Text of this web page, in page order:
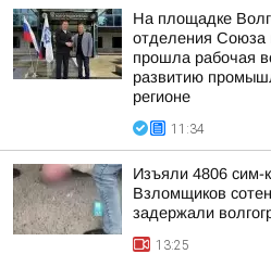
На площадке
отделения Союза
прошла рабочая
развитию
регионе
11:34
Изъяли 4806 сим-
Взломщиков сотен
задержали
13:25